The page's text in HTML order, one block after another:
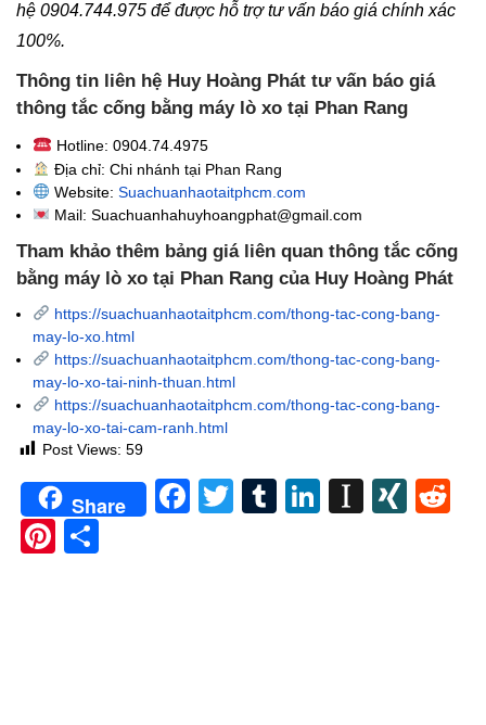
hệ 0904.744.975 để được hỗ trợ tư vấn báo giá chính xác
100%.
Thông tin liên hệ Huy Hoàng Phát tư vấn báo giá
thông tắc cống bằng máy lò xo tại Phan Rang
Hotline: 0904.74.4975
Địa chỉ: Chi nhánh tại Phan Rang
Website: Suachuanhaotaitphcm.com
Mail: Suachuanhahuyhoangphat@gmail.com
Tham khảo thêm bảng giá liên quan thông tắc cống
bằng máy lò xo tại Phan Rang của Huy Hoàng Phát
https://suachuanhaotaitphcm.com/thong-tac-cong-bang-
may-lo-xo.html
https://suachuanhaotaitphcm.com/thong-tac-cong-bang-
may-lo-xo-tai-ninh-thuan.html
https://suachuanhaotaitphcm.com/thong-tac-cong-bang-
may-lo-xo-tai-cam-ranh.html
Post Views: 59
Share Facebook
TwitterTumblrLinkedIn
Pinterest